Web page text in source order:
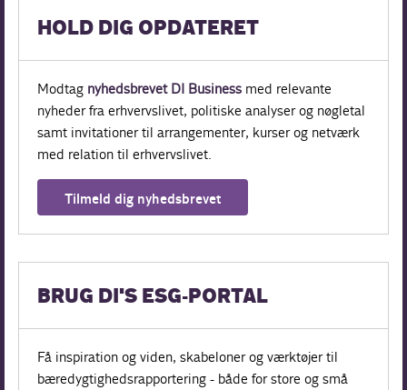
HOLD DIG OPDATERET
Modtag nyhedsbrevet DI Business med relevante
nyheder fra erhvervslivet, politiske analyser og nøgletal
samt invitationer til arrangementer, kurser og netværk
med relation til erhvervslivet.
Tilmeld dig nyhedsbrevet
BRUG DI'S ESG-PORTAL
Få inspiration og viden, skabeloner og værktøjer til
bæredygtighedsrapportering - både for store og små